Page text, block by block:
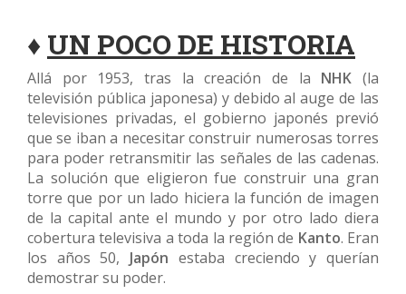
♦ UN POCO DE HISTORIA
Allá por 1953, tras la creación de la NHK(la
televisión pública japonesa) y debido al auge de las
televisiones privadas, el gobierno japonés previó
que se iban a necesitar construir numerosas torres
para poder retransmitir las señales de las cadenas.
La solución que eligieron fue construir una gran
torre que por un lado hiciera la función de imagen
de la capital ante el mundo y por otro lado diera
cobertura televisiva a toda la región de Kanto. Eran
los años 50, Japón estaba creciendo y querían
demostrar su poder.